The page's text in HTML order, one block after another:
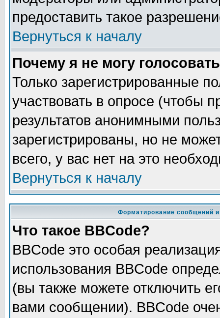
предоставить такое
Вернуться к началу
Почему я не могу
Только зарегистрированные
участвовать в опросе (чтобы
результатов анонимными
зарегистрированы, но не
всего, у вас нет на это
Вернуться к началу
Форматирование сообщений
Что такое BBCode?
BBCode это особая
использования BBCode
(вы также можете отключить
вами сообщении). BBCode